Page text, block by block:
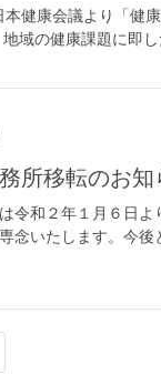
健康会議より「健
域の健康課題に即
務所移転のお
令和２年１月６日
念いたします。今